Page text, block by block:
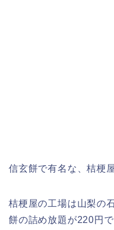
信玄餅で有名な、桔梗
桔梗屋の工場は山梨の
餅の詰め放題が220円